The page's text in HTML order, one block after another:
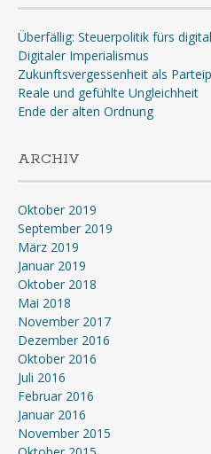
Überfällig: Steuerpolitik fürs
Digitaler Imperialismus
Zukunftsvergessenheit als
Reale und gefühlte Ungleichheit
Ende der alten Ordnung
ARCHIV
Oktober 2019
September 2019
März 2019
Januar 2019
Oktober 2018
Mai 2018
November 2017
Dezember 2016
Oktober 2016
Juli 2016
Februar 2016
Januar 2016
November 2015